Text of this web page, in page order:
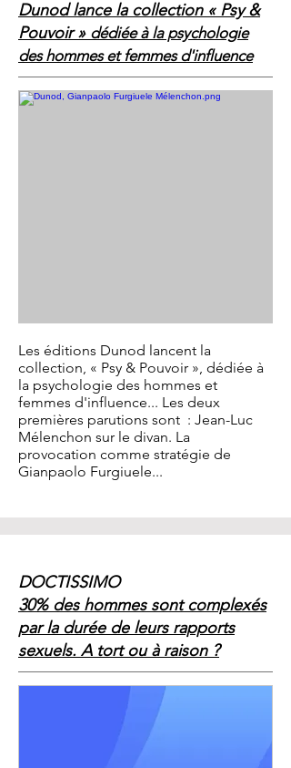
Dunod lance la collection « Psy &
Pouvoir » dédiée à la psychologie
des hommes et femmes d'influence
Les éditions Dunod lancent la
collection, « Psy & Pouvoir », dédiée à
la psychologie des hommes et
femmes d'influence... Les deux
premières parutions sont : Jean-Luc
Mélenchon sur le divan. La
provocation comme stratégie de
Gianpaolo Furgiuele...
DOCTISSIMO
30% des hommes sont complexés
par la durée de leurs rapports
sexuels. A tort ou à raison ?